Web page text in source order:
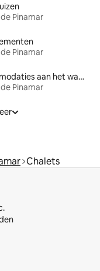
Pinamar
Pinamar
Accommodaties aan het water
Pinamar
Chalets